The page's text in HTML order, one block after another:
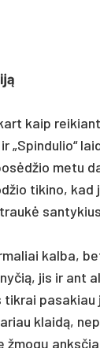
kaip
„Spin­du­lio“
me­tu
ti­ki­no,
kal­ba,
jis ir ant
pa­sa­kiau
klaidą,